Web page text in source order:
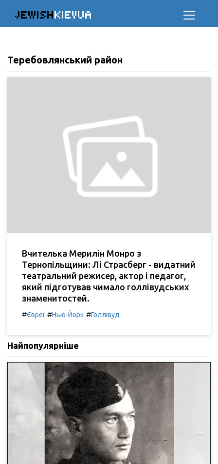
JEWISHKIEVUA
Теребовлянський район
Вчителька Мерилін Монро з
Тернопільщини: Лі Страсберг - видатний
театральний режисер, актор і педагог,
який підготував чимало голлівудських
знаменитостей.
#Євреї #Нью-Йорк #Голлівуд
Найпопулярніше